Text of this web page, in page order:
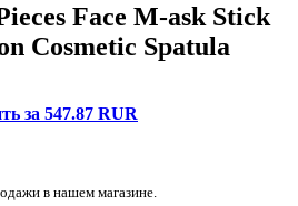
Face M-ask Stick
Cosmetic Spatula
за 547.87 RUR
в нашем магазине.